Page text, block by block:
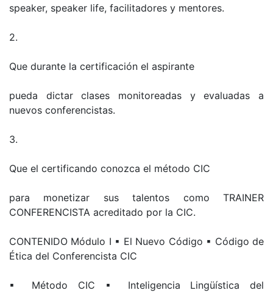
speaker, speaker life, facilitadores y mentores.
2.
Que durante la certificación el aspirante
pueda dictar clases monitoreadas y evaluadas a
nuevos conferencistas.
3.
Que el certificando conozca el método CIC
para monetizar sus talentos como TRAINER
CONFERENCISTA acreditado por la CIC.
CONTENIDO Módulo I ▪ El Nuevo Código ▪ Código de
Ética del Conferencista CIC
▪ Método CIC ▪ Inteligencia Lingüística del